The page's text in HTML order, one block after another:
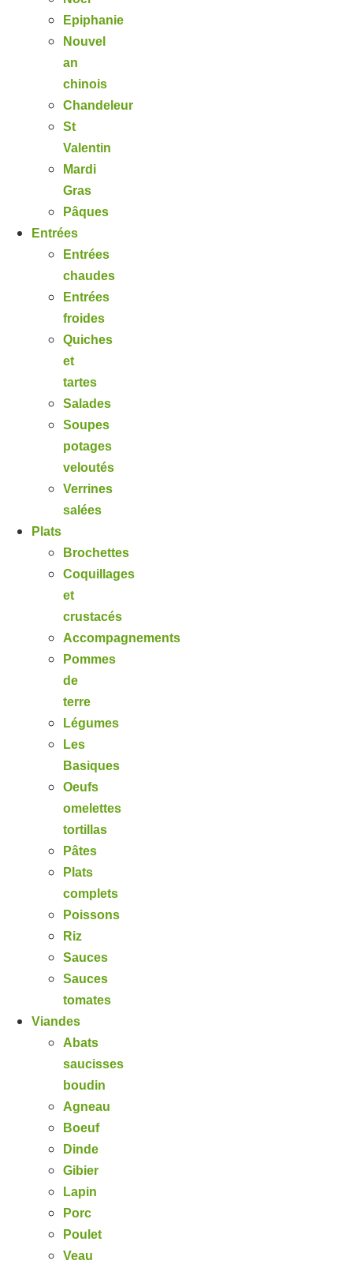
Epiphanie
Nouvel
an
chinois
Chandeleur
St
Valentin
Mardi
Gras
Pâques
Entrées
Entrées
chaudes
Entrées
froides
Quiches
et
tartes
Salades
Soupes
potages
veloutés
Verrines
salées
Plats
Brochettes
Coquillages
et
crustacés
Accompagnements
Pommes
de
terre
Légumes
Les
Basiques
Oeufs
omelettes
tortillas
Pâtes
Plats
complets
Poissons
Riz
Sauces
Sauces
tomates
Viandes
Abats
saucisses
boudin
Agneau
Boeuf
Dinde
Gibier
Lapin
Porc
Poulet
Veau